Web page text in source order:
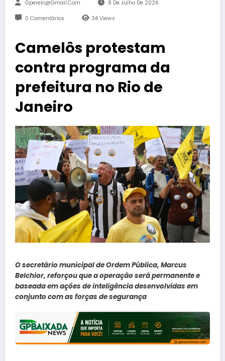
Gperelo@gmail.com 8 De Julho De 2026
0 Comentários 34 Views
Camelôs protestam
contra programa da
prefeitura no Rio de
Janeiro
O secretário municipal de Ordem Pública, Marcus
Belchior, reforçou que a operação será permanente e
baseada em ações de inteligência desenvolvidas em
conjunto com as forças de segurança